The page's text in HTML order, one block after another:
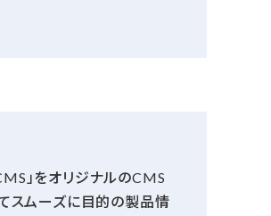
」をオリジナルのCMS
スムーズに目的の製品情